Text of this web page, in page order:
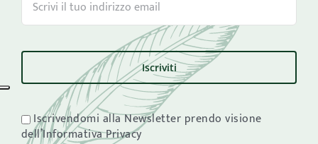
Iscrivendomi alla Newsletter prendo visione
dell’Informativa Privacy